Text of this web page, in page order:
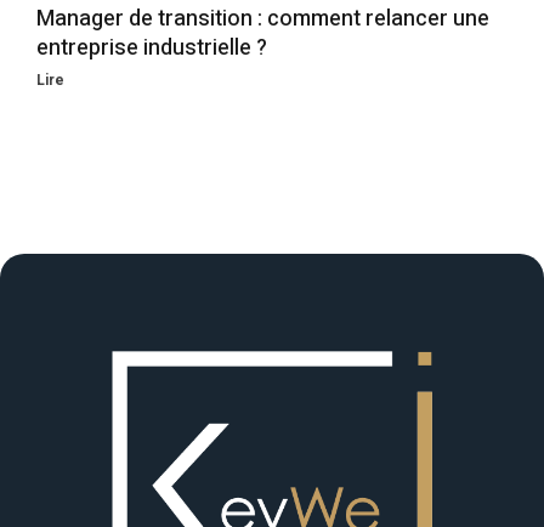
Manager de transition : comment relancer une
entreprise industrielle ?
Lire